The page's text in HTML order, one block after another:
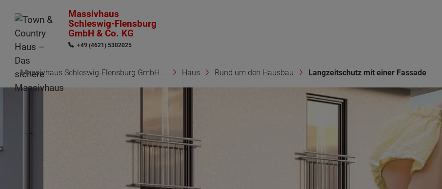
Massivhaus
Schleswig-Flensburg
GmbH & Co. KG
+49 (4621) 5302025
Massivhaus Schleswig-Flensburg GmbH ... Haus Rund um den Hausbau Langzeitschutz mit einer Fassade